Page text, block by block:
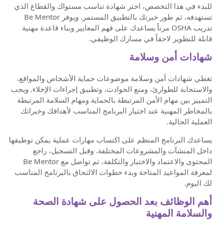
للبدء في هذا التخصص، اختر شهادة تناسب مستواك والقطاع الذي
تستهدفه، ثم طور خبرتك بالتطبيق المستمر. ويوفر Be Mentor
تدريب OSHA مرناً يساعدك على فهم المعايير وبناء قاعدة مهنية
قابلة للتطوير لاحقاً في مسارك الوظيفي.
شهادات أمن وسلامة
تغطي شهادات أمن وسلامة موضوعات حماية الأشخاص والمواقع،
والاستجابة للطوارئ، ومنع الحوادث، وتطبيق إجراءات الإخلاء. ويجب
التمييز بين مهام الأمن المرتبطة بالحماية ومهام السلامة المرتبطة
بالمخاطر المهنية عند اختيار البرنامج المناسب لأهدافك وخبراتك
العملية الحالية.
يساعدك البرنامج المنظم على اكتساب مهارات عملية يمكن توظيفها
داخل المنشآت والمشروعات المختلفة. وقبل التسجيل، راجع
المحتوى والاعتماد والاختبار والتكلفة، ثم تواصل مع Be Mentor
لمعرفة المواعيد المتاحة وبدء خطوات الالتحاق بالبرنامج المناسب
لك اليوم.
أهم الوظائف بعد الحصول على شهادة الصحة
والسلامة المهنية